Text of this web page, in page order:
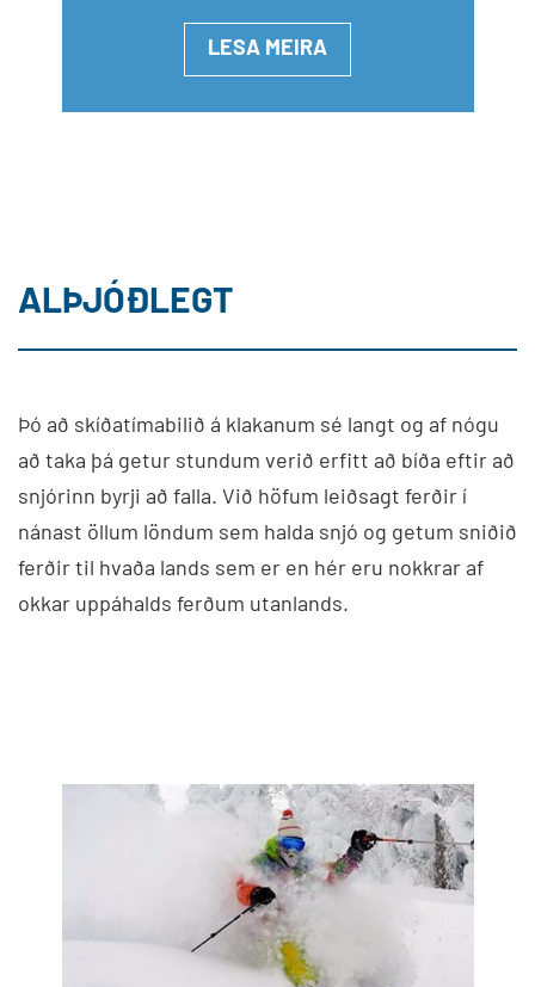
LESA MEIRA
ALÞJÓÐLEGT
Þó að skíðatímabilið á klakanum sé langt og af nógu
að taka þá getur stundum verið erfitt að bíða eftir að
snjórinn byrji að falla. Við höfum leiðsagt ferðir í
nánast öllum löndum sem halda snjó og getum sniðið
ferðir til hvaða lands sem er en hér eru nokkrar af
okkar uppáhalds ferðum utanlands.